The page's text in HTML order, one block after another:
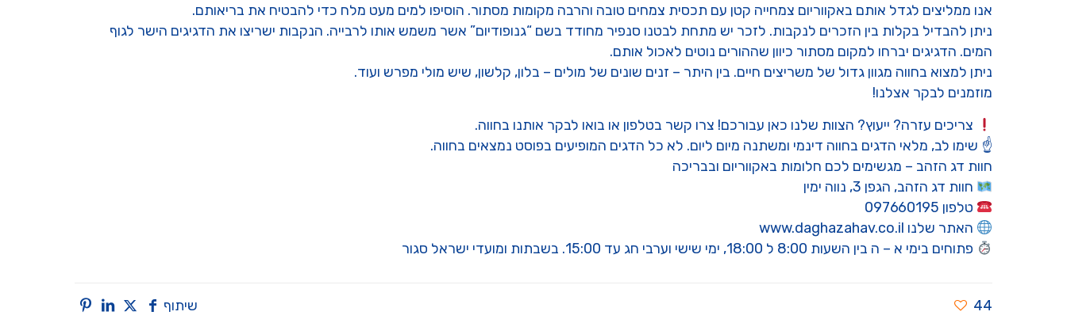
אנו ממליצים לגדל אותם באקווריום צמחייה קטן עם תכסית צמחים טובה והרבה מקומות מסתור. הוסיפו למים מעט מלח כדי להבטיח את בריאותם.
ניתן להבדיל בקלות בין הזכרים לנקבות. לזכר יש מתחת לבטנו סנפיר מחודד בשם “גנופודיום” אשר משמש אותו לרבייה. הנקבות ישריצו את הדגיגים הישר לגוף
המים. הדגיגים יברחו למקום מסתור כיוון שההורים נוטים לאכול אותם.
ניתן למצוא בחווה מגוון גדול של משריצים חיים. בין היתר – זנים שונים של מולים – בלון, קלשון, שיש מולי מפרש ועוד.
מוזמנים לבקר אצלנו!
צריכים עזרה? ייעוץ? הצוות שלנו כאן עבורכם! צרו קשר בטלפון או בואו לבקר אותנו בחווה.
☝️ שימו לב, מלאי הדגים בחווה דינמי ומשתנה מיום ליום. לא כל הדגים המופיעים בפוסט נמצאים בחווה.
חוות דג הזהב – מגשימים לכם חלומות באקווריום ובבריכה
חוות דג הזהב, הגפן 3, נווה ימין
טלפון 097660195
האתר שלנו www.daghazahav.co.il
פתוחים בימי א – ה בין השעות 8:00 ל 18:00, ימי שישי וערבי חג עד 15:00. בשבתות ומועדי ישראל סגור
שיתוף 44